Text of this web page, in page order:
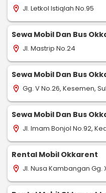
location_on Jl. Letkol Istiqlah No.95
Sewa Mobil Dan Bus
location_on Jl. Mastrip No.24
Sewa Mobil Dan Bus
location_on Gg. V No.26, Kesemen,
Sewa Mobil Dan Bus
location_on Jl. Imam Bonjol No.92,
Rental Mobil Okkarent
location_on Jl. Nusa Kambangan Gg.